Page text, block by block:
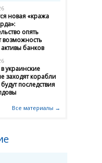
новая «кража
опять
возможность
активы банков
украинские
заходят корабли
последствия
Все материалы →